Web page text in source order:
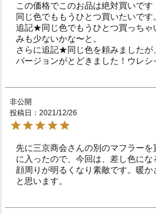
この価格でこのお品は絶対買いです
同じ色でももうひとつ買いたいです
追記★同じ色でもうひとつ買っちゃ
みも少ないかな〜と。
さらに追記★同じ色を頼みましたが
バージョンがとどきました！ウレシ
非公開
投稿日
2021/12/26
先に三京商会さんの別のマフラー
に入ったので、今回は、差し色にな
顔周りが明るくなり素敵です。暖
と思います。